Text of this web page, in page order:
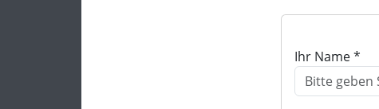
Ihr Name *